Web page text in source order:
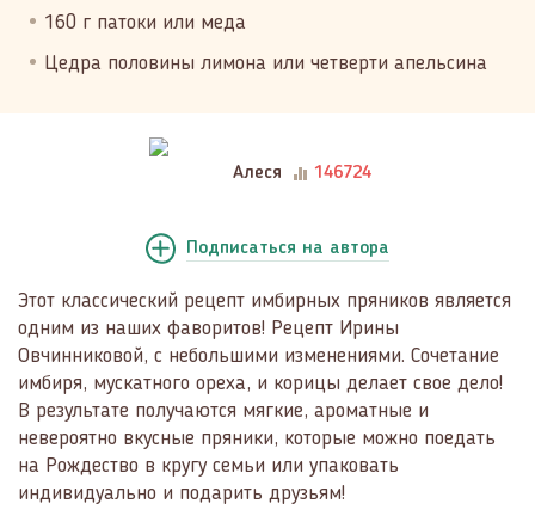
160 г патоки или меда
Цедра половины лимона или четверти апельсина
Алеся 146724
Подписаться на автора
Этот классический рецепт имбирных пряников является
одним из наших фаворитов! Рецепт Ирины
Овчинниковой, с небольшими изменениями. Сочетание
имбиря, мускатного ореха, и корицы делает свое дело!
В результате получаются мягкие, ароматные и
невероятно вкусные пряники, которые можно поедать
на Рождество в кругу семьи или упаковать
индивидуально и подарить друзьям!